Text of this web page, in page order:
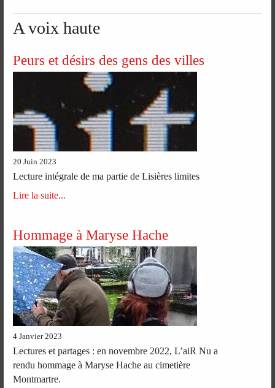
A voix haute
Peurs et désirs des gens des villes
20 Juin 2023
Lecture intégrale de ma partie de Lisières limites
Lire la suite...
Hommage à Maryse Hache
4 Janvier 2023
Lectures et partages : en novembre 2022, L’aiR Nu a
rendu hommage à Maryse Hache au cimetière
Montmartre.